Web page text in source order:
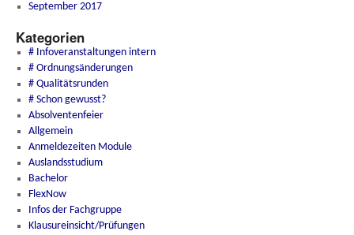
September 2017
Kategorien
# Infoveranstaltungen intern
# Ordnungsänderungen
# Qualitätsrunden
# Schon gewusst?
Absolventenfeier
Allgemein
Anmeldezeiten Module
Auslandsstudium
Bachelor
FlexNow
Infos der Fachgruppe
Klausureinsicht/Prüfungen